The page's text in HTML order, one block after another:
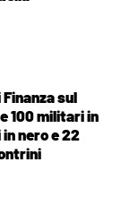
sul
100 militari in
nero e 22